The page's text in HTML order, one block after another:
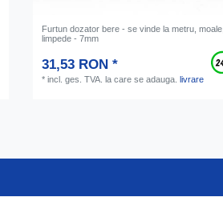
Furtun dozator bere - se vinde la metru, moale,
limpede - 7mm
31,53 RON *
*incl. ges. TVA. la care se adauga.livrare